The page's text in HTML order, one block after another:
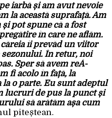
iarbă și am avut nevoie
la această suprafață. Am
pot spune că a fost
în care ne aflăm.
căreia îi prevăd un viitor
În retur, noi
Sper să avem reÂ­
fi acolo în față, la
o parte. Eu sunt adeptul
lucruri de pus la punct și
să arătăm așa cum
piteștean.